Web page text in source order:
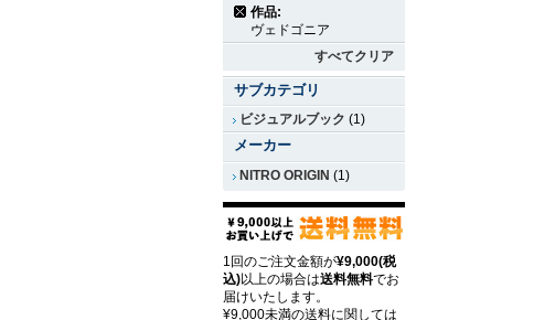
作品:
ヴェドゴニア
すべてクリア
サブカテゴリ
ビジュアルブック (1)
メーカー
NITRO ORIGIN (1)
1回のご注文金額が¥9,000(税
込)以上の場合は送料無料でお
届けいたします。
¥9,000未満の送料に関しては